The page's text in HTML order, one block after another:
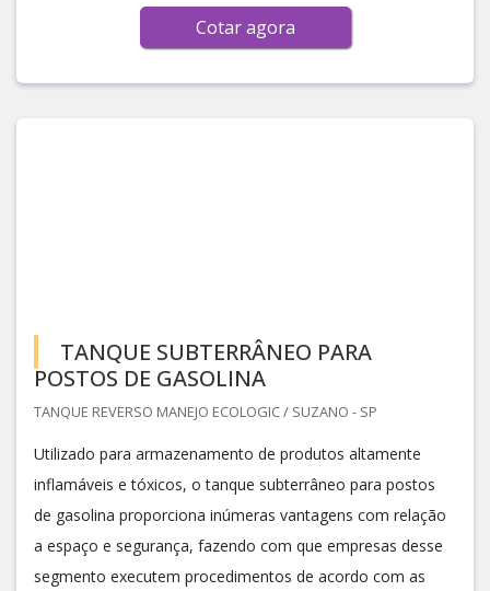
Cotar agora
TANQUE SUBTERRÂNEO PARA
POSTOS DE GASOLINA
TANQUE REVERSO MANEJO ECOLOGIC / SUZANO - SP
Utilizado para armazenamento de produtos altamente
inflamáveis e tóxicos, o tanque subterrâneo para postos
de gasolina proporciona inúmeras vantagens com relação
a espaço e segurança, fazendo com que empresas desse
segmento executem procedimentos de acordo com as